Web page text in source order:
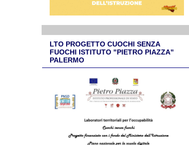
LTO PROGETTO CUOCHI SENZA
FUOCHI ISTITUTO "PIETRO PIAZZA"
PALERMO